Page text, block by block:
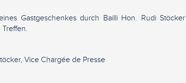
Gastgeschenkes durch Bailli Hon. Rudi
Vice Chargée de Presse